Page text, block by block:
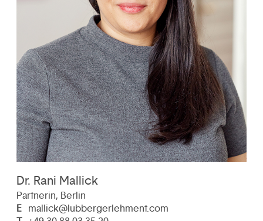
Dr. Rani Mallick
Partnerin, Berlin
E mallick@lubbergerlehment.com